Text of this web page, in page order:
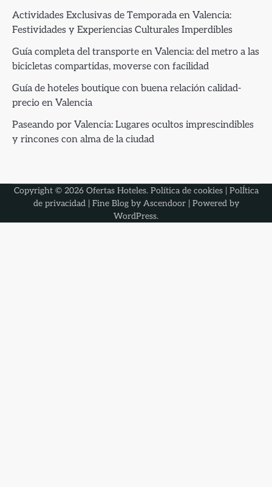
Actividades Exclusivas de Temporada en Valencia:
Festividades y Experiencias Culturales Imperdibles
Guía completa del transporte en Valencia: del metro a las
bicicletas compartidas, moverse con facilidad
Guía de hoteles boutique con buena relación calidad-
precio en Valencia
Paseando por Valencia: Lugares ocultos imprescindibles
y rincones con alma de la ciudad
Copyright © 2026 Ofertas Hoteles. Política de cookies| PolÍtica
de privacidad| Fine Blog by Ascendoor| Powered by
WordPress.